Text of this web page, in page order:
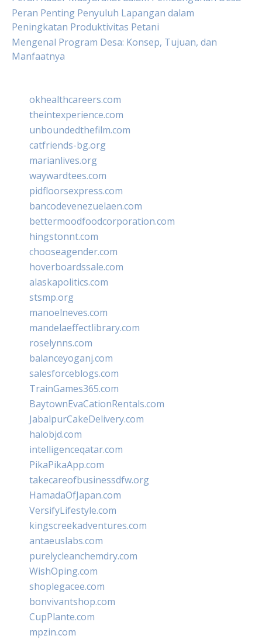
Peran Penting Penyuluh Lapangan dalam
Peningkatan Produktivitas Petani
Mengenal Program Desa: Konsep, Tujuan, dan
Manfaatnya
okhealthcareers.com
theintexperience.com
unboundedthefilm.com
catfriends-bg.org
marianlives.org
waywardtees.com
pidfloorsexpress.com
bancodevenezuelaen.com
bettermoodfoodcorporation.com
hingstonnt.com
chooseagender.com
hoverboardssale.com
alaskapolitics.com
stsmp.org
manoelneves.com
mandelaeffectlibrary.com
roselynns.com
balanceyoganj.com
salesforceblogs.com
TrainGames365.com
BaytownEvaCationRentals.com
JabalpurCakeDelivery.com
halobjd.com
intelligenceqatar.com
PikaPikaApp.com
takecareofbusinessdfw.org
HamadaOfJapan.com
VersifyLifestyle.com
kingscreekadventures.com
antaeuslabs.com
purelycleanchemdry.com
WishOping.com
shoplegacee.com
bonvivantshop.com
CupPlante.com
mpzin.com